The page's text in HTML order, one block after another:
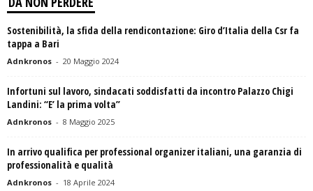
Sostenibilità, la sfida della rendicontazione: Giro d’Italia della Csr fa
tappa a Bari
Adnkronos - 20 Maggio 2024
Infortuni sul lavoro, sindacati soddisfatti da incontro Palazzo Chigi
Landini: “E’ la prima volta”
Adnkronos - 8 Maggio 2025
In arrivo qualifica per professional organizer italiani, una garanzia di
professionalità e qualità
Adnkronos - 18 Aprile 2024